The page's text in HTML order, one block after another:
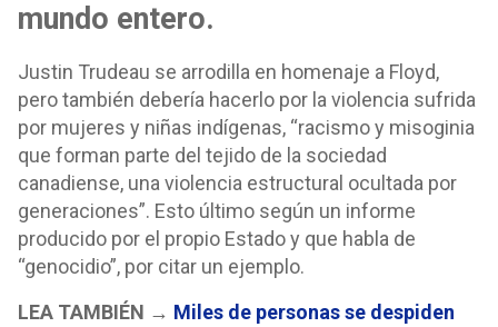
mundo entero.
Justin Trudeau se arrodilla en homenaje a Floyd,
pero también debería hacerlo por la violencia sufrida
por mujeres y niñas indígenas, “racismo y misoginia
que forman parte del tejido de la sociedad
canadiense, una violencia estructural ocultada por
generaciones”. Esto último según un informe
producido por el propio Estado y que habla de
“genocidio”, por citar un ejemplo.
LEA TAMBIÉN → Miles de personas se despiden